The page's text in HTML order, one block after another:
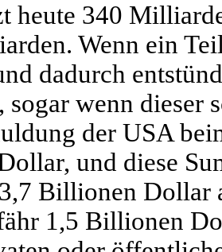
heute 340
Wenn ein
dadurch
wenn dieser
der USA
und diese
Billionen Dollar
1,5 Billionen